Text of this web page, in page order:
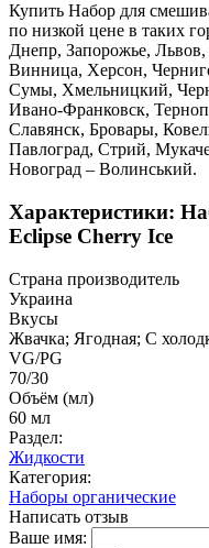
Купить Набор для
по низкой цене в таких
Днепр, Запорожье,
Винница, Херсон,
Сумы, Хмельницкий,
Ивано-Франковск,
Славянск, Бровары,
Павлоград, Стрий,
Новоград – Волинський.
Характеристики:
Eclipse Cherry Ice
Страна производитель
Украина
Вкусы
Жвачка; Ягодная; С
VG/PG
70/30
Объём (мл)
60 мл
Раздел:
Жидкости
Категория:
Наборы органические
Написать отзыв
Ваше имя: